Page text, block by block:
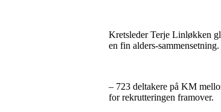
Kretsleder Terje Linløkken
en fin alders-sammensetning.
– 723 deltakere på KM
for rekrutteringen framover.